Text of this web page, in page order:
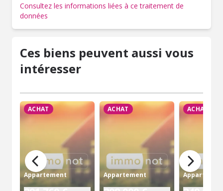
Consultez les informations liées à ce traitement de
données
Ces biens peuvent aussi vous
intéresser
ACHAT
Appartement
ACHAT
Appartement
ACHAT